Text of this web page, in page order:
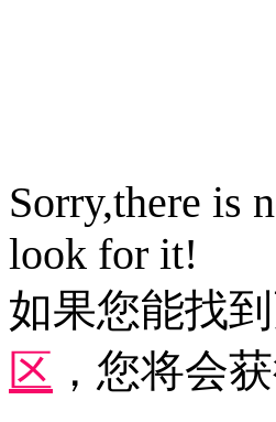
Sorry,there is
look for it!
如果您能找
区 ，您将会